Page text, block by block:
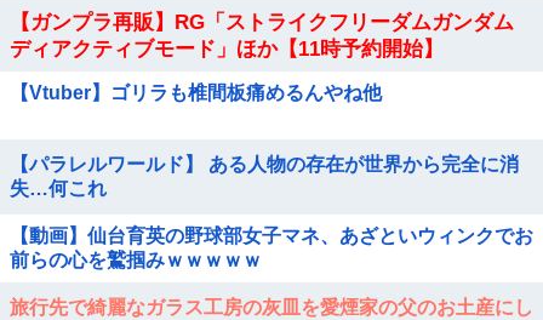
【ガンプラ再販】RG「ストライクフリーダムガンダム
ディアクティブモード」ほか【11時予約開始】
【Vtuber】ゴリラも椎間板痛めるんやね他
【パラレルワールド】 ある人物の存在が世界から完全に消
失…何これ
【動画】仙台育英の野球部女子マネ、あざといウィンクでお
前らの心を鷲掴みｗｗｗｗｗ
旅行先で綺麗なガラス工房の灰皿を愛煙家の父のお土産にし